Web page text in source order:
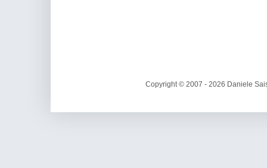
Copyright © 2007 - 2026 Daniele